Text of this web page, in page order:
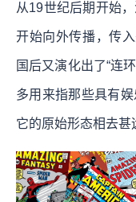
从19世纪后期开始
开始向外传播，传
国后又演化出了“连
多用来指那些具有
它的原始形态相去甚